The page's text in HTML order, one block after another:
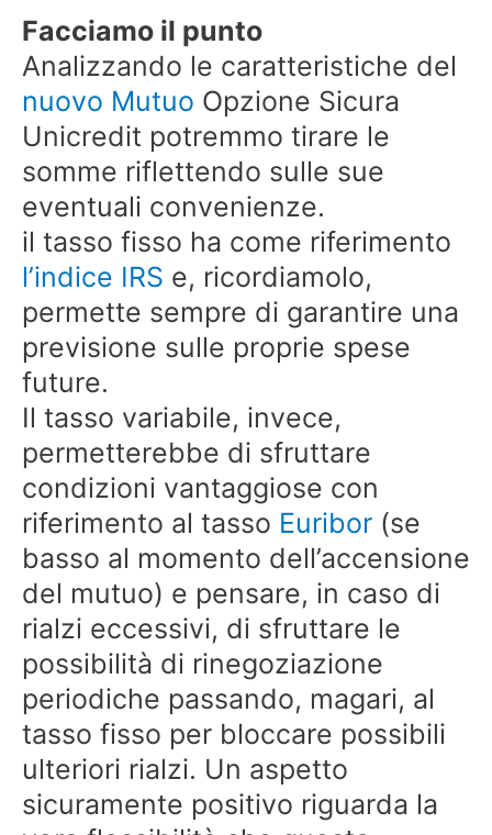
Facciamo il punto
Analizzando le caratteristiche del
nuovo Mutuo Opzione Sicura
Unicredit potremmo tirare le
somme riflettendo sulle sue
eventuali convenienze.
il tasso fisso ha come riferimento
l’indice IRS e, ricordiamolo,
permette sempre di garantire una
previsione sulle proprie spese
future.
Il tasso variabile, invece,
permetterebbe di sfruttare
condizioni vantaggiose con
riferimento al tasso Euribor (se
basso al momento dell’accensione
del mutuo) e pensare, in caso di
rialzi eccessivi, di sfruttare le
possibilità di rinegoziazione
periodiche passando, magari, al
tasso fisso per bloccare possibili
ulteriori rialzi. Un aspetto
sicuramente positivo riguarda la